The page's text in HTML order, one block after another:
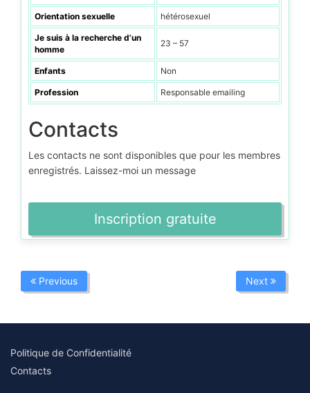
Orientation sexuelle hétérosexuel
Je suis à la recherche d’un
homme
23 – 57
Enfants Non
Profession Responsable emailing
Contacts
Les contacts ne sont disponibles que pour les membres
enregistrés. Laissez-moi un message
Inscription gratuite
Previous Next
Politique de Confidentialité
Contacts